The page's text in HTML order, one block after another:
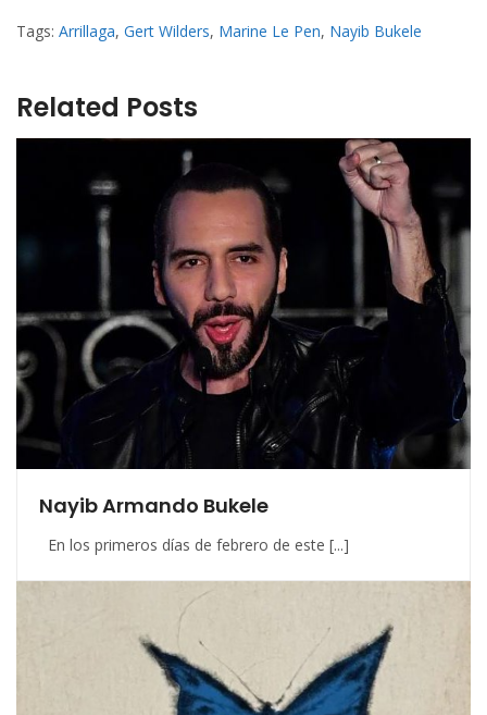
Tags: Arrillaga, Gert Wilders, Marine Le Pen, Nayib Bukele
Related Posts
Nayib Armando Bukele
En los primeros días de febrero de este [...]